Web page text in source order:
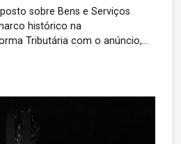
sobre Bens e Serviços
histórico na
Tributária com o anúncio,
da primeira versão
a fase de testes-piloto, que